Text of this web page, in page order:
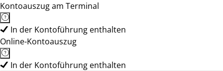
Kontoauszug am Terminal
In der Kontoführung enthalten
Online-Kontoauszug
In der Kontoführung enthalten